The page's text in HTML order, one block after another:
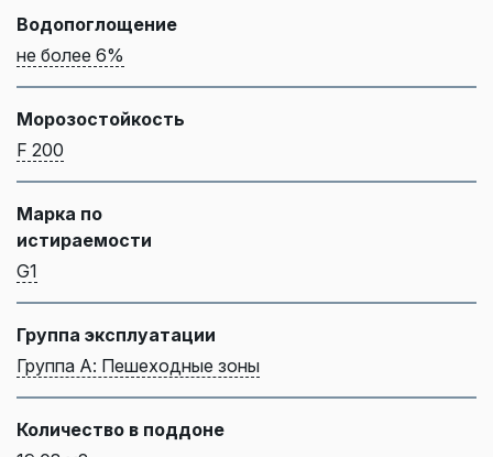
Водопоглощение
не более 6%
Морозостойкость
F 200
Марка по
истираемости
G1
Группа эксплуатации
Группа А: Пешеходные зоны
Количество в поддоне